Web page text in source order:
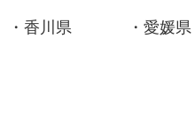
・ 香川県 ・ 愛媛県